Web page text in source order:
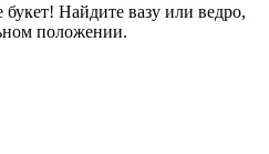
Найдите вазу или ведро,
положении.